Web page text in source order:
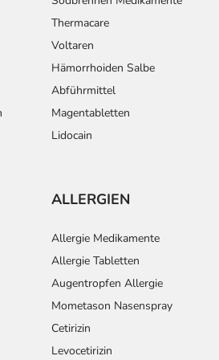
vor allem bei Säuglingen,
Menschen auf eine
Im Zweifelsfalle fragen Sie
nach etwaigen Auswirkungen
anwenden.
Thermacare
Voltaren
Hämorrhoiden Salbe
Abführmittel
Magentabletten
Lidocain
ALLERGIEN
Allergie Medikamente
Allergie Tabletten
Augentropfen Allergie
Mometason Nasenspray
Cetirizin
Levocetirizin